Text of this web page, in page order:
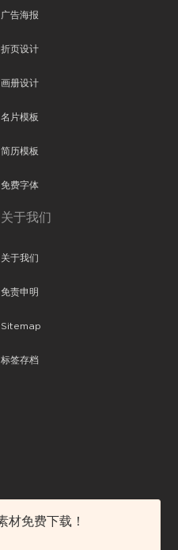
广告海报
折页设计
画册设计
名片模板
简历模板
免费字体
关于我们
关于我们
免责申明
Sitemap
标签存档
秀的设计。素材包含了APP设计、
材免费下载！